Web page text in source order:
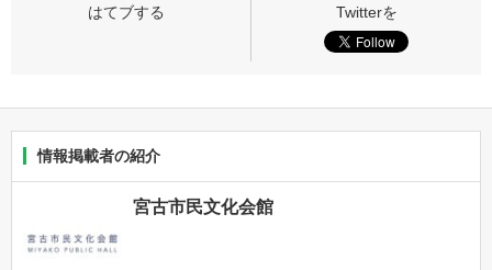
情報掲載者の紹介
宮古市民文化会館